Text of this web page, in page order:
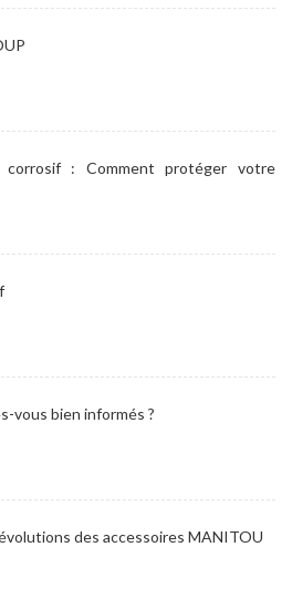
corrosif : Comment protéger votre
vous bien informés ?
des accessoires MANITOU